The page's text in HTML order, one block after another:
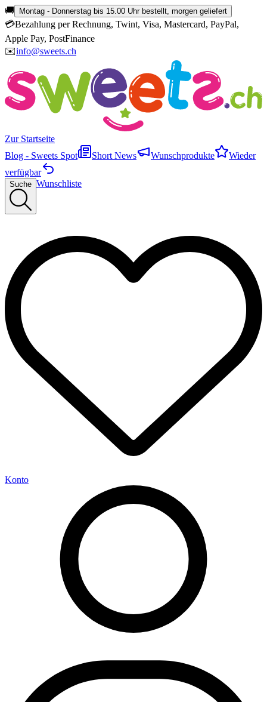
🚚 Montag - Donnerstag bis 15.00 Uhr bestellt, morgen geliefert
💳Bezahlung per Rechnung, Twint, Visa, Mastercard, PayPal,
Apple Pay, PostFinance
✉️info@sweets.ch
Zur Startseite
Blog - Sweets Spot
Short News Wunschprodukte
Wieder
verfügbar
Suche Wunschliste
Konto